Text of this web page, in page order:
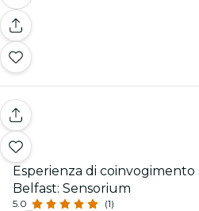
Esperienza di
Belfast: Sensorium
5.0 (1)